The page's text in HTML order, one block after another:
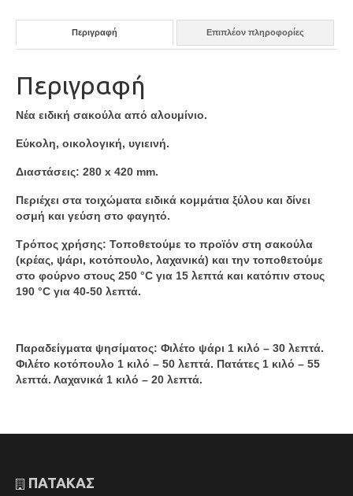
Περιγραφή Επιπλέον πληροφορίες
Περιγραφή
Νέα ειδική σακούλα από αλουμίνιο.
Εύκολη, οικολογική, υγιεινή.
Διαστάσεις: 280 x 420 mm.
Περιέχει στα τοιχώματα ειδικά κομμάτια ξύλου και δίνει
οσμή και γεύση στο φαγητό.
Τρόπος χρήσης: Τοποθετούμε το προϊόν στη σακούλα
(κρέας, ψάρι, κοτόπουλο, λαχανικά) και την τοποθετούμε
στο φούρνο στους 250 °C για 15 λεπτά και κατόπιν στους
190 °C για 40-50 λεπτά.
Παραδείγματα ψησίματος: Φιλέτο ψάρι 1 κιλό – 30 λεπτά.
Φιλέτο κοτόπουλο 1 κιλό – 50 λεπτά. Πατάτες 1 κιλό – 55
λεπτά. Λαχανικά 1 κιλό – 20 λεπτά.
ΠΑΤΑΚΑΣ